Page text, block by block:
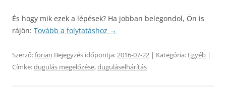
És hogy mik ezek a lépések? Ha jobban belegondol, Ön is
rájön: Tovább a folytatáshoz →
Szerző:forian Bejegyzés időpontja:2016-07-22 | Kategória: Egyéb |
Címke:dugulás megelőzése,duguláselhárítás